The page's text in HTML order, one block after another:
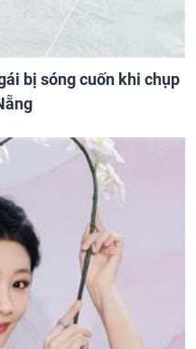
bị sóng cuốn khi chụp